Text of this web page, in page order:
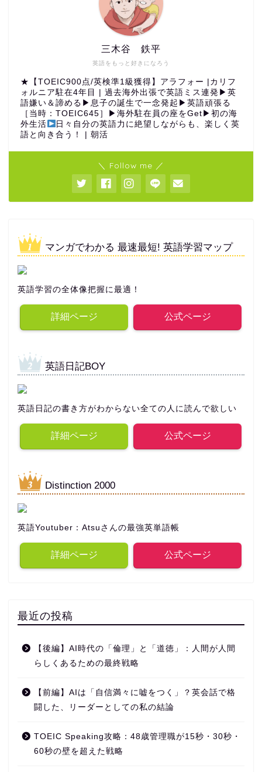
英語をもっと好きになろう
三木谷 鉄平
★【TOEIC900点/英検準1級獲得】アラフォー |カリフ
ォルニア駐在4年目 | 過去海外出張で英語ミス連発▶︎英
語嫌い＆諦める▶︎息子の誕生で一念発起▶︎英語頑張る
［当時：TOEIC645］▶︎海外駐在員の座をGet▶︎初の海
外生活
日々自分の英語力に絶望しながらも、楽しく英
語と向き合う！ | 朝活
＼ Follow me ／
マンガでわかる 最速最短! 英語学習マップ
英語学習の全体像把握に最適！
詳細ページ 公式ページ
英語日記BOY
英語日記の書き方がわからない全ての人に読んで欲しい
詳細ページ 公式ページ
Distinction 2000
英語Youtuber：Atsuさんの最強英単語帳
詳細ページ 公式ページ
最近の投稿
【後編】AI時代の「倫理」と「道徳」：人間が人間
らしくあるための最終戦略
【前編】AIは「自信満々に嘘をつく」？英会話で格
闘した、リーダーとしての私の結論
TOEIC Speaking攻略：48歳管理職が15秒・30秒・
60秒の壁を超えた戦略